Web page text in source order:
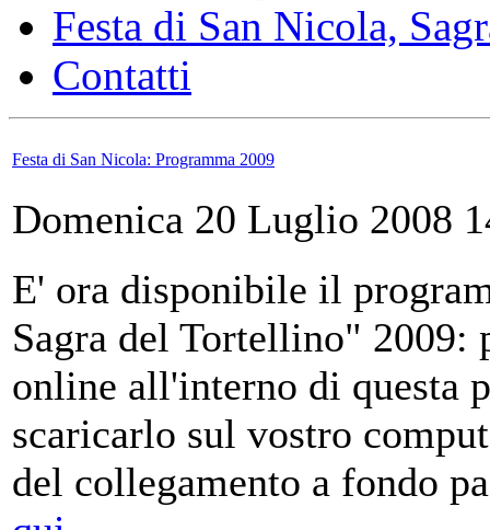
Festa di San Nicola,
Contatti
Festa di San Nicola: Programma 2009
Domenica 20 Luglio 2008
E' ora disponibile il
Sagra del Tortellino" 2009:
online all'interno di questa
scaricarlo sul vostro
del collegamento a fondo